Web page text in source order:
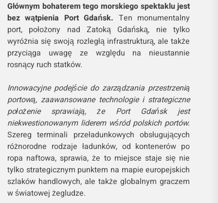
Głównym bohaterem tego morskiego spektaklu jest
bez wątpienia Port Gdańsk. Ten monumentalny
port, położony nad Zatoką Gdańską, nie tylko
wyróżnia się swoją rozległą infrastrukturą, ale także
przyciąga uwagę ze względu na nieustannie
rosnący ruch statków.
Innowacyjne podejście do zarządzania przestrzenią
portową, zaawansowane technologie i strategiczne
położenie sprawiają, że Port Gdańsk jest
niekwestionowanym liderem wśród polskich portów.
Szereg terminali przeładunkowych obsługujących
różnorodne rodzaje ładunków, od kontenerów po
ropa naftowa, sprawia, że to miejsce staje się nie
tylko strategicznym punktem na mapie europejskich
szlaków handlowych, ale także globalnym graczem
w światowej żegludze.